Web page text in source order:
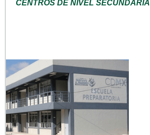
CENTROS DE NIVEL SECUNDARIA